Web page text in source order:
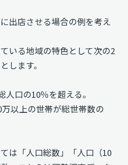
出店させる場合の例を考え
いる地域の特色として次の2
します。
口の10％を超える。
以上の世帯が総世帯数の
は「人口総数」「人口（10